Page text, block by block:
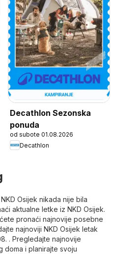
Decathlon Sezonska
ponuda
od subote 01.08.2026
Decathlon
Osijek nikada nije bila
aktualne letke iz NKD Osijek.
pronaći najnovije posebne
najnoviji NKD Osijek letak
. Pregledajte najnovije
doma i planirajte svoju